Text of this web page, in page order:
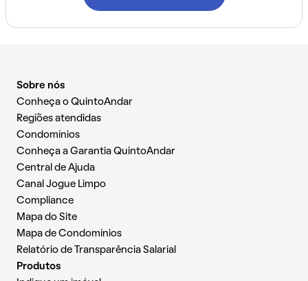
Sobre nós
Conheça o QuintoAndar
Regiões atendidas
Condomínios
Conheça a Garantia QuintoAndar
Central de Ajuda
Canal Jogue Limpo
Compliance
Mapa do Site
Mapa de Condomínios
Relatório de Transparência Salarial
Produtos